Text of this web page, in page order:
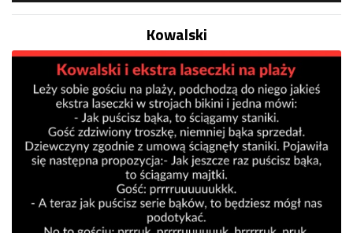
Kowalski